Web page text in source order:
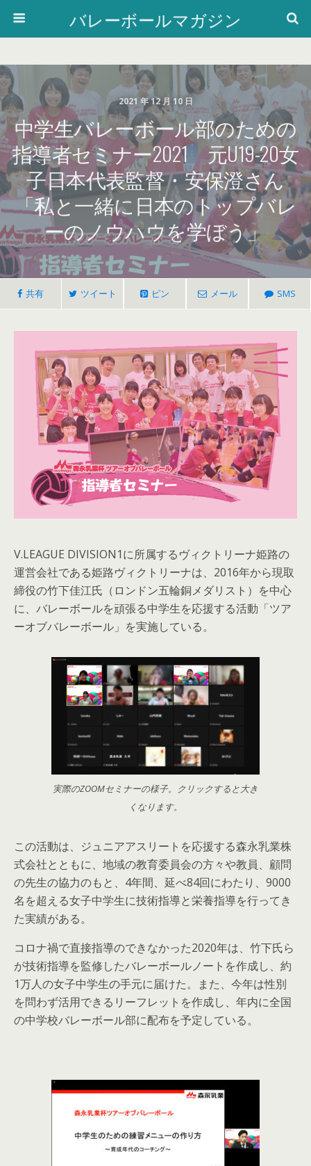
バレーボールマガジン
2021 年 12 月 10 日
中学生バレーボール部のための
指導者セミナー2021 元U19-20女
子日本代表監督・安保澄さん
「私と一緒に日本のトップバレ
ーのノウハウを学ぼう」
共有 ツイート ピン メール SMS
V.LEAGUE DIVISION1に所属するヴィクトリーナ姫路の
運営会社である姫路ヴィクトリーナは、2016年から現取
締役の竹下佳江氏（ロンドン五輪銅メダリスト）を中心
に、バレーボールを頑張る中学生を応援する活動「ツア
ーオブバレーボール」を実施している。
実際のZOOMセミナーの様子。クリックすると大き
くなります。
この活動は、ジュニアアスリートを応援する森永乳業株
式会社とともに、地域の教育委員会の方々や教員、顧問
の先生の協力のもと、4年間、延べ84回にわたり、9000
名を超える女子中学生に技術指導と栄養指導を行ってき
た実績がある。
コロナ禍で直接指導のできなかった2020年は、竹下氏ら
が技術指導を監修したバレーボールノートを作成し、約
1万人の女子中学生の手元に届けた。また、今年は性別
を問わず活用できるリーフレットを作成し、年内に全国
の中学校バレーボール部に配布を予定している。